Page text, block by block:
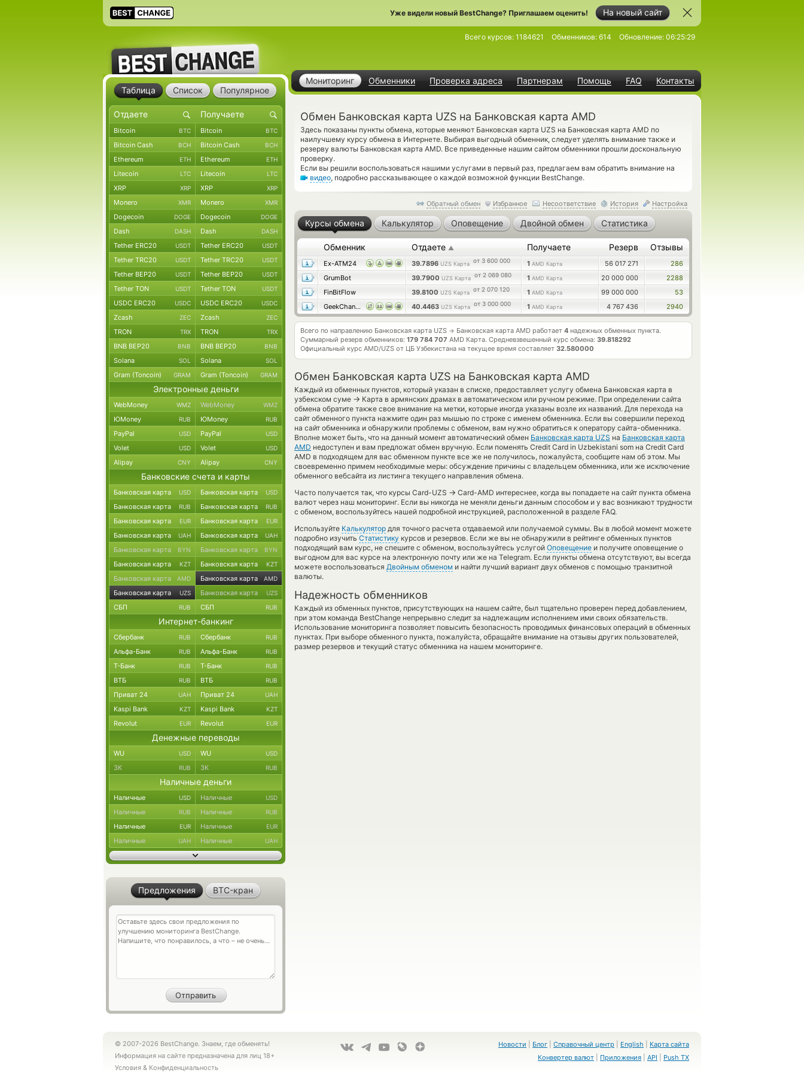
На новый сайт
Уже видели новый BestChange? Приглашаем оценить!
Мониторинг Обменники Проверка адреса Партнерам Помощь FAQ Контакты
Всего курсов: 1184621 Обменников: 614 Обновление: 06:25:29
Обмен Банковская карта UZS на Банковская карта AMD
Здесь показаны пункты обмена, которые меняют Банковская карта UZS на Банковская карта AMD по
наилучшему курсу обмена в Интернете. Выбирая выгодный обменник, следует уделять внимание также и
резерву валюты Банковская карта AMD. Все приведенные нашим сайтом обменники прошли доскональную
проверку.
Если вы решили воспользоваться нашими услугами в первый раз, предлагаем вам обратить внимание на
видео, подробно рассказывающее о каждой возможной функции BestChange.
Обратный обмен Избранное Несоответствие История Настройка
Курсы обмена Калькулятор Оповещение Двойной обмен Статистика
Обменник Отдаете ▲ Получаете Резерв Отзывы
Ex-ATM24 39.7896 UZS Карта от 3 600 000 1 AMD Карта 56 017 271
286
GrumBot
39.7900 UZS Карта от 2 069 080 1 AMD Карта 20 000 000
2288
FinBitFlow
39.8100 UZS Карта от 2 070 120 1 AMD Карта 99 000 000
53
GeekChange
40.4463 UZS Карта от 3 000 000 1 AMD Карта 4 767 436 2940
Всего по направлению Банковская карта UZS → Банковская карта AMD работает 4 надежных обменных пункта.
Суммарный резерв обменников: 179 784 707 AMD Карта. Средневзвешенный курс обмена: 39.818292
Официальный курс AMD/UZS от ЦБ Узбекистана на текущее время составляет 32.580000
Обмен Банковская карта UZS на Банковская карта AMD
Каждый из обменных пунктов, который указан в списке, предоставляет услугу обмена Банковская карта в
узбекском суме → Карта в армянских драмах в автоматическом или ручном режиме. При определении сайта
обмена обратите также свое внимание на метки, которые иногда указаны возле их названий. Для перехода на
сайт обменного пункта нажмите один раз мышью по строке с именем обменника. Если вы совершили переход
на сайт обменника и обнаружили проблемы с обменом, вам нужно обратиться к оператору сайта-обменника.
Вполне может быть, что на данный момент автоматический обмен Банковская карта UZS на Банковская карта
AMD недоступен и вам предложат обмен вручную. Если поменять Credit Card in Uzbekistani som на Credit Card
AMD в подходящем для вас обменном пункте все же не получилось, пожалуйста, сообщите нам об этом. Мы
своевременно примем необходимые меры: обсуждение причины с владельцем обменника, или же исключение
обменного вебсайта из листинга текущего направления обмена.
Часто получается так, что курсы Card-UZS → Card-AMD интереснее, когда вы попадаете на сайт пункта обмена
валют через наш мониторинг. Если вы никогда не меняли деньги данным способом и у вас возникают трудности
с обменом, воспользуйтесь нашей подробной инструкцией, расположенной в разделе FAQ.
Используйте Калькулятор для точного расчета отдаваемой или получаемой суммы. Вы в любой момент можете
подробно изучить Статистику курсов и резервов. Если же вы не обнаружили в рейтинге обменных пунктов
подходящий вам курс, не спешите с обменом, воспользуйтесь услугой Оповещение и получите оповещение о
выгодном для вас курсе на электронную почту или же на Telegram. Если пункты обмена отсутствуют, вы всегда
можете воспользоваться Двойным обменом и найти лучший вариант двух обменов с помощью транзитной
валюты.
Надежность обменников
Каждый из обменных пунктов, присутствующих на нашем сайте, был тщательно проверен перед добавлением,
при этом команда BestChange непрерывно следит за надлежащим исполнением ими своих обязательств.
Использование мониторинга позволяет повысить безопасность проводимых финансовых операций в обменных
пунктах. При выборе обменного пункта, пожалуйста, обращайте внимание на отзывы других пользователей,
размер резервов и текущий статус обменника на нашем мониторинге.
Таблица Список Популярное
Bitcoin BTC Bitcoin BTC
Bitcoin Cash BCH Bitcoin Cash BCH
Ethereum ETH Ethereum ETH
Litecoin LTC Litecoin LTC
XRP XRP XRP XRP
Monero XMR Monero XMR
Dogecoin DOGE Dogecoin DOGE
Dash DASH Dash DASH
Tether ERC20 USDT Tether ERC20 USDT
Tether TRC20 USDT Tether TRC20 USDT
Tether BEP20 USDT Tether BEP20 USDT
Tether TON USDT Tether TON USDT
USDC ERC20 USDC USDC ERC20 USDC
Zcash ZEC Zcash ZEC
TRON TRX TRON TRX
BNB BEP20 BNB BNB BEP20 BNB
Solana SOL Solana SOL
Gram (Toncoin) GRAM Gram (Toncoin) GRAM
Электронные деньги
WebMoney WMZ WebMoney WMZ
ЮMoney RUB ЮMoney RUB
PayPal USD PayPal USD
Volet USD Volet USD
Alipay CNY Alipay CNY
Банковские счета и карты
Банковская карта USD Банковская карта USD
Банковская карта RUB Банковская карта RUB
Банковская карта EUR Банковская карта EUR
Банковская карта UAH Банковская карта UAH
Банковская карта BYN Банковская карта BYN
Банковская карта KZT Банковская карта KZT
Банковская карта AMD Банковская карта AMD
Банковская карта UZS Банковская карта UZS
СБП RUB СБП RUB
Интернет-банкинг
Сбербанк RUB Сбербанк RUB
Альфа-Банк RUB Альфа-Банк RUB
Т-Банк RUB Т-Банк RUB
ВТБ RUB ВТБ RUB
Приват 24 UAH Приват 24 UAH
Kaspi Bank KZT Kaspi Bank KZT
Revolut EUR Revolut EUR
Денежные переводы
WU USD WU USD
ЗК RUB ЗК RUB
Наличные деньги
Наличные USD Наличные USD
Наличные RUB Наличные RUB
Наличные EUR Наличные EUR
Наличные UAH Наличные UAH
Предложения BTC-кран
© 2007-2026 BestChange. Знаем, где обменять!
Информация на сайте предназначена для лиц 18+
Условия & Конфиденциальность
Новости Блог Справочный центр English
Карта сайта
Конвертер валют
Приложения API Push TX